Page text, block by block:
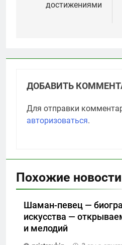
достижениями
ДОБАВИТЬ
Для отправки
авторизоваться.
Похожие новости
Шаман-певец —
искусства —
и мелодий